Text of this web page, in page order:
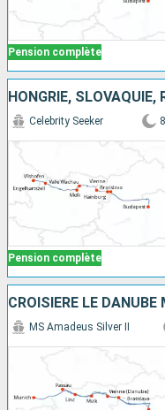
Pension complète
Pension complète
Celebrity Seeker
MS Amadeus Silver II